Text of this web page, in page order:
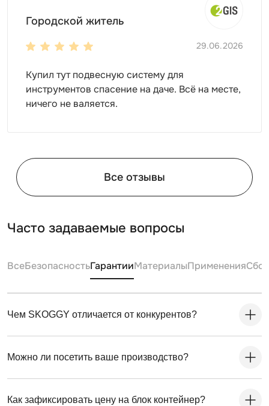
Городской житель
29.06.2026
Купил тут подвесную систему для
инструментов спасение на даче. Всё на месте,
ничего не валяется.
Все отзывы
Часто задаваемые вопросы
ВсеБезопасностьГарантииМатериалыПрименения
Чем SKOGGY отличается от конкурентов?
Можно ли посетить ваше производство?
Как зафиксировать цену на блок контейнер?